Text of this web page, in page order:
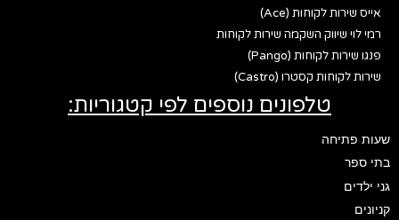
אייס שירות לקוחות (Ace)
רמי לוי שיווק השקמה שירות לקוחות
פנגו שירות לקוחות (Pango)
שירות לקוחות קסטרו (Castro)
טלפונים נוספים לפי קטגוריות:
שעות פתיחה
בתי ספר
גני ילדים
קניונים